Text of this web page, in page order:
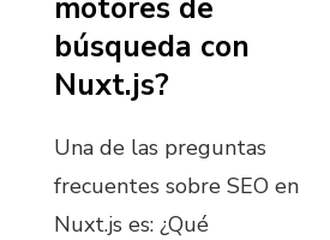
motores de
búsqueda con
Nuxt.js?
Una de las preguntas
frecuentes sobre SEO en
Nuxt.js es: ¿Qué